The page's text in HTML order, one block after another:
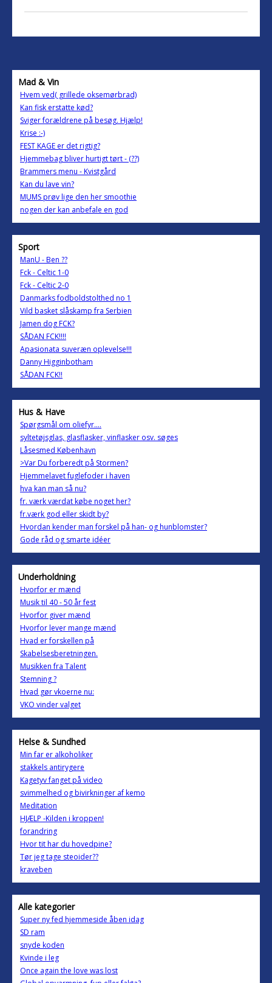
Mad & Vin
Hvem ved( grillede oksemørbrad)
Kan fisk erstatte kød?
Sviger forældrene på besøg. Hjælp!
Krise :-)
FEST KAGE er det rigtig?
Hjemmebag bliver hurtigt tørt - (??)
Brammers menu - Kvistgård
Kan du lave vin?
MUMS prøv lige den her smoothie
nogen der kan anbefale en god
Sport
ManU - Ben ??
Fck - Celtic 1-0
Fck - Celtic 2-0
Danmarks fodboldstolthed no 1
Vild basket slåskamp fra Serbien
Jamen dog FCK?
SÅDAN FCK!!!!
Apasionata suveræn oplevelse!!!
Danny Higginbotham
SÅDAN FCK!!
Hus & Have
Spørgsmål om oliefyr....
syltetøjsglas, glasflasker, vinflasker osv. søges
Låsesmed København
>Var Du forberedt på Stormen?
Hjemmelavet fuglefoder i haven
hva kan man så nu?
fr. værk værdat købe noget her?
fr.værk god eller skidt by?
Hvordan kender man forskel på han- og hunblomster?
Gode råd og smarte idéer
Underholdning
Hvorfor er mænd
Musik til 40 - 50 år fest
Hvorfor giver mænd
Hvorfor lever mange mænd
Hvad er forskellen på
Skabelsesberetningen.
Musikken fra Talent
Stemning ?
Hvad gør vkoerne nu:
VKO vinder valget
Helse & Sundhed
Min far er alkoholiker
stakkels antirygere
Kagetyv fanget på video
svimmelhed og bivirkninger af kemo
Meditation
HJÆLP -Kilden i kroppen!
forandring
Hvor tit har du hovedpine?
Tør jeg tage steoider??
kraveben
Alle kategorier
Super ny fed hjemmeside åben idag
SD ram
snyde koden
Kvinde i leg
Once again the love was lost